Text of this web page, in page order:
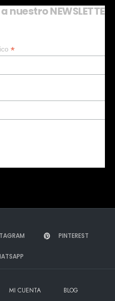
NEWSLETTER
*
PINTEREST
MI CUENTA BLOG
a crear un